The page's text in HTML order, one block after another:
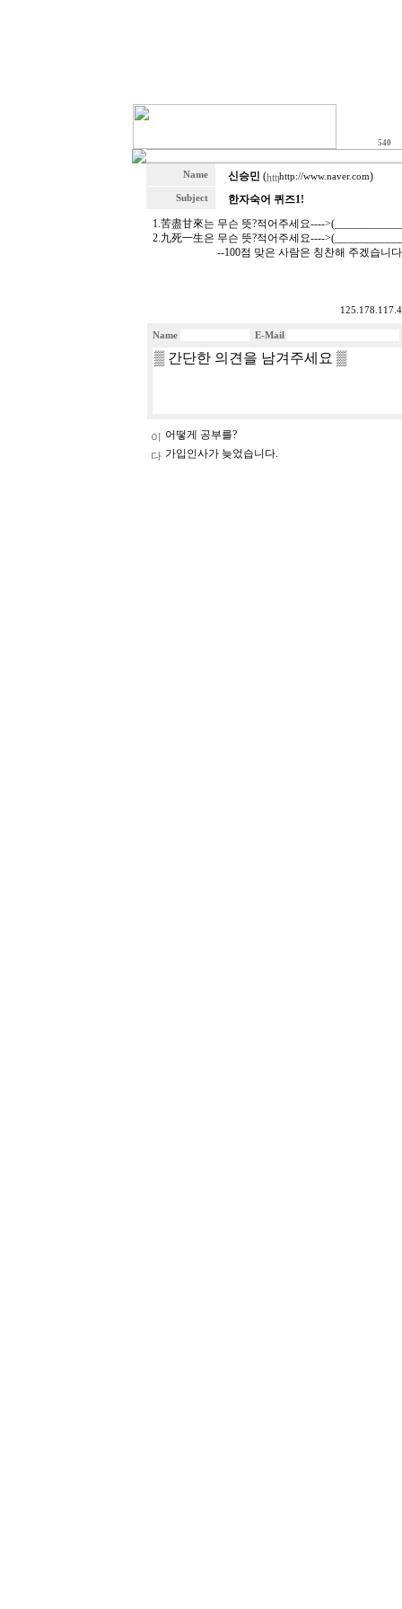
540
Name 신승민 ( http://www.naver.com)
Subject
한자숙어 퀴즈1!
1.苦盡甘來는 무슨 뜻?적어주세요----
2.九死一生은 무슨 뜻?적어주세요----
--100점 맞은 사람은 칭찬해 주겠습니다
Name E-Mail
어떻게 공부를?
가입인사가 늦었습니다.